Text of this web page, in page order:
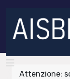
Attenzione: